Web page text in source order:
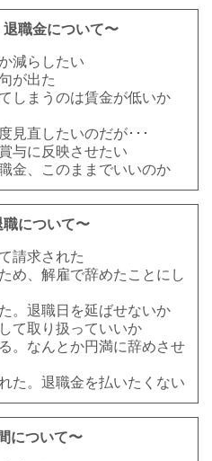
職金について〜
減らしたい
が出た
しまうのは賃金が低いか
見直したいのだが･･･
与に反映させたい
金、このままでいいのか
職について〜
請求された
め、解雇で辞めたことにし
。退職日を延ばせないか
て取り扱っていいか
。なんとか円満に辞めさせ
た。退職金を払いたくない
について〜